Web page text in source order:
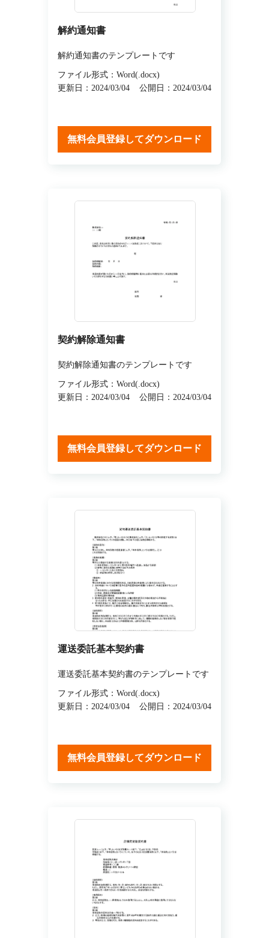
解約通知書
解約通知書のテンプレートです
ファイル形式：Word(.docx)
更新日：2024/03/04
公開日：2024/03/04
無料会員登録してダウンロード
契約解除通知書
契約解除通知書のテンプレートです
ファイル形式：Word(.docx)
更新日：2024/03/04
公開日：2024/03/04
無料会員登録してダウンロード
運送委託基本契約書
運送委託基本契約書のテンプレートです
ファイル形式：Word(.docx)
更新日：2024/03/04
公開日：2024/03/04
無料会員登録してダウンロード